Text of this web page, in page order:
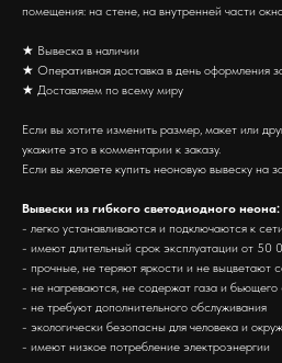
помещения: на стене, на внутренней части
★ Вывеска в наличии
★ Оперативная доставка в день оформления
★ Доставляем по всему миру
Если вы хотите изменить размер, макет или
укажите это в комментарии к заказу.
Если вы желаете купить неоновую вывеску на
Вывески из гибкого светодиодного неона:
- легко устанавливаются и подключаются к
- имеют длительный срок эксплуатации от 50
- прочные, не теряют яркости и не выцветают
- не нагреваются, не содержат газа и бьющего
- не требуют дополнительного обслуживания
- экологически безопасны для человека и
- имеют низкое потребление электроэнергии